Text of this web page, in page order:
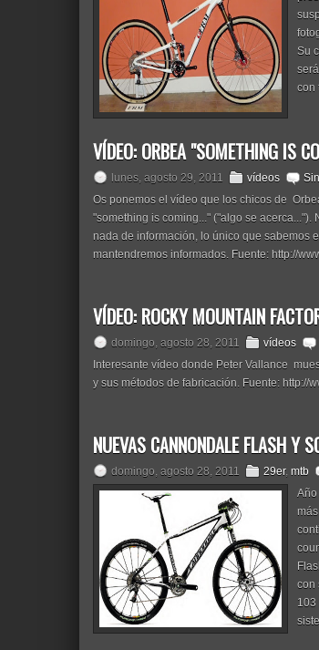
Su
con
VÍDEO: ORBEA "SOMETHING IS
lunes, agosto 29, 2011 vídeos
Os ponemos el vídeo que los chicos de
"something is coming..." ("algo se
nada de información, lo único que sabemos
mantendremos informados. Fuente: http://
VÍDEO: ROCKY MOUNTAIN
domingo, agosto 28, 2011 vídeos
Interesante vídeo donde Peter Vallance
y sus métodos de fabricación. Fuente: http://
NUEVAS CANNONDALE FLASH Y
domingo, agosto 28, 2011 29er, mtb
con
103